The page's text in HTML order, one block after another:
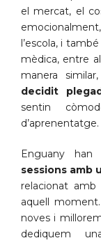
el mercat, el
l’escola, i
mèdica, entre
manera similar,
decidit
sentin
d’aprenentatge.
Enguany
sessions amb
relacionat
aquell
noves i
dediquem